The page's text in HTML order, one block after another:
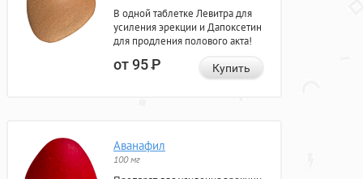
В одной таблетке Левитра для
усиления эрекции и Дапоксетин
для продления полового акта!
от 95Р Купить
Аванафил
100 мг